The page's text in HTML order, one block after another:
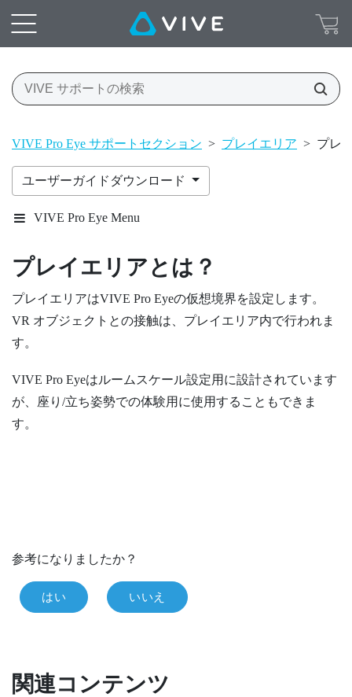
VIVE Pro Eye サポートセクション > プレイエリア > プレ
ユーザーガイドダウンロード
VIVE Pro Eye Menu
プレイエリア とは？
プレイエリアはVIVE Pro Eyeの仮想境界を設定します。
VR オブジェクトとの接触は、 プレイエリア内で行われま
す。
VIVE Pro Eyeはルームスケール設定用に設計されています
が、座り/立ち姿勢での体験用に使用することもできま
す。
参考になりましたか？
はい いいえ
関連コンテンツ